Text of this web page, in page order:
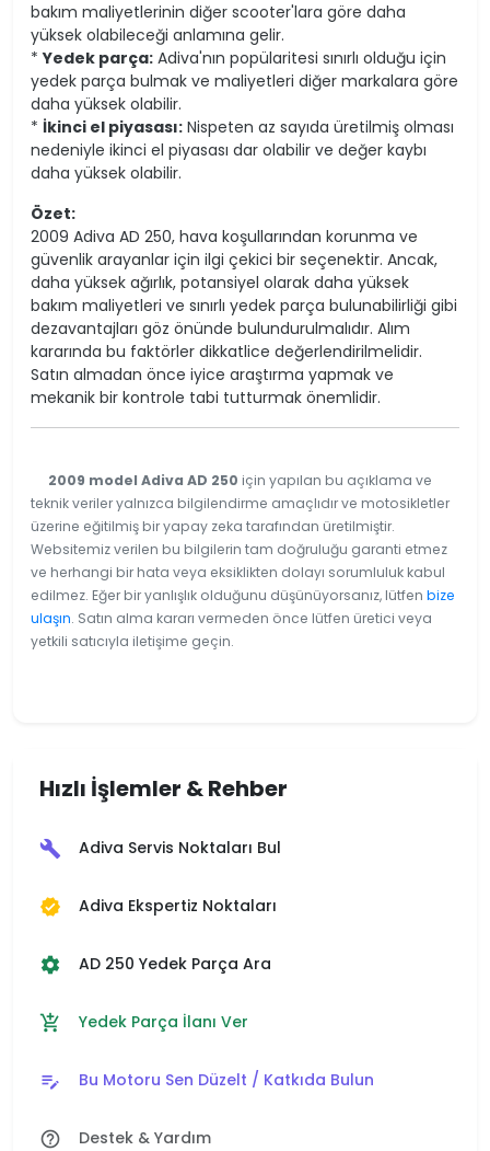
bakım maliyetlerinin diğer scooter'lara göre daha
yüksek olabileceği anlamına gelir.
*Yedek parça: Adiva'nın popülaritesi sınırlı olduğu için
yedek parça bulmak ve maliyetleri diğer markalara göre
daha yüksek olabilir.
* İkinci el piyasası: Nispeten az sayıda üretilmiş olması
nedeniyle ikinci el piyasası dar olabilir ve değer kaybı
daha yüksek olabilir.
Özet:
2009 Adiva AD 250, hava koşullarından korunma ve
güvenlik arayanlar için ilgi çekici bir seçenektir. Ancak,
daha yüksek ağırlık, potansiyel olarak daha yüksek
bakım maliyetleri ve sınırlı yedek parça bulunabilirliği gibi
dezavantajları göz önünde bulundurulmalıdır. Alım
kararında bu faktörler dikkatlice değerlendirilmelidir.
Satın almadan önce iyice araştırma yapmak ve
mekanik bir kontrole tabi tutturmak önemlidir.
2009 model Adiva AD 250 için yapılan bu açıklama ve
teknik veriler yalnızca bilgilendirme amaçlıdır ve motosikletler
üzerine eğitilmiş bir yapay zeka tarafından üretilmiştir.
Websitemiz verilen bu bilgilerin tam doğruluğu garanti etmez
ve herhangi bir hata veya eksiklikten dolayı sorumluluk kabul
edilmez. Eğer bir yanlışlık olduğunu düşünüyorsanız, lütfen bize
ulaşın. Satın alma kararı vermeden önce lütfen üretici veya
yetkili satıcıyla iletişime geçin.
Hızlı İşlemler & Rehber
build Adiva Servis Noktaları Bul
verified Adiva Ekspertiz Noktaları
settings AD 250 Yedek Parça Ara
add_shopping_cart Yedek Parça İlanı Ver
edit_note Bu Motoru Sen Düzelt / Katkıda Bulun
help_outline Destek & Yardım